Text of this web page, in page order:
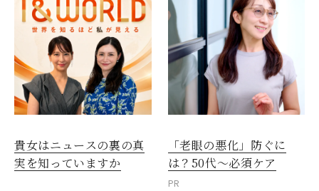
貴女はニュースの裏の真
実を知っていますか
「老眼の悪化」防ぐに
は？50代～必須ケア
PR